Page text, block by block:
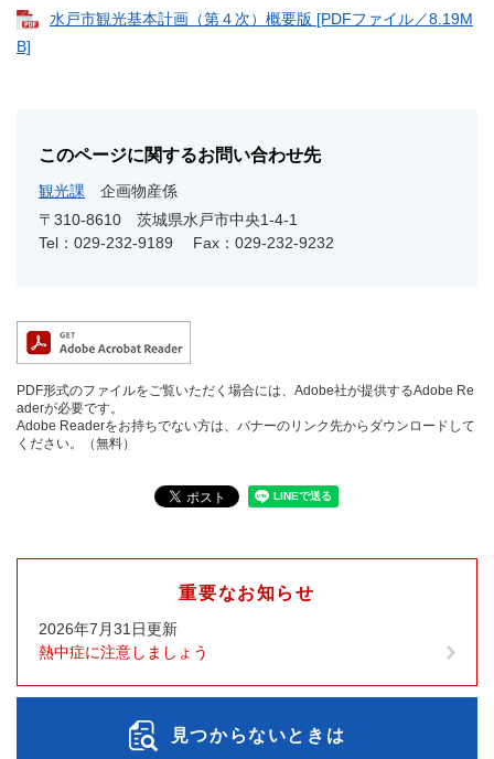
水戸市観光基本計画（第４次）概要版 [PDFファイル／8.19M
B]
このページに関するお問い合わせ先
観光課
企画物産係
〒310-8610
茨城県水戸市中央1-4-1
Tel：029-232-9189
Fax：029-232-9232
PDF形式のファイルをご覧いただく場合には、Adobe社が提供するAdobe Re
aderが必要です。
Adobe Readerをお持ちでない方は、バナーのリンク先からダウンロードして
ください。（無料）
重要なお知らせ
2026年7月31日更新
熱中症に注意しましょう
見つからないときは